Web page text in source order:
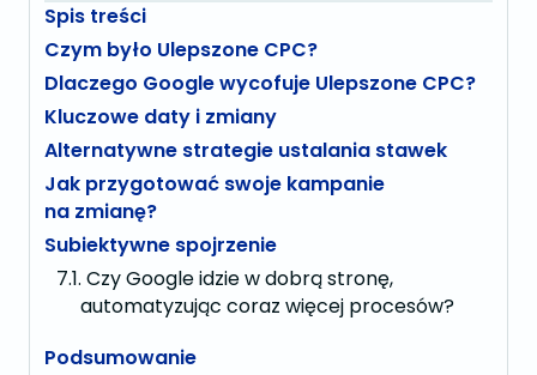
Spis treści
Czym było Ulepszone CPC?
Dlaczego Google wycofuje Ulepszone CPC?
Kluczowe daty i zmiany
Alternatywne strategie ustalania stawek
Jak przygotować swoje kampanie
na zmianę?
Subiektywne spojrzenie
Czy Google idzie w dobrą stronę,
automatyzując coraz więcej procesów?
Podsumowanie